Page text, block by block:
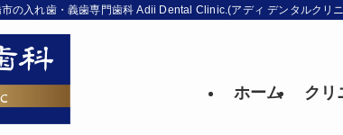
の入れ歯・義歯専門歯科 Adii Dental Clinic.(アディ デンタルクリ
ホーム クリ